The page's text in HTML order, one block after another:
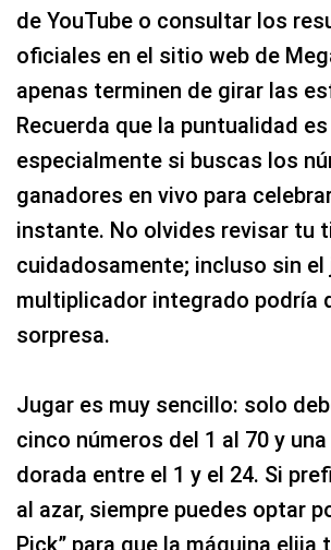
de YouTube o consultar los
oficiales en el sitio web de
apenas terminen de girar las
Recuerda que la puntualidad
especialmente si buscas los
ganadores en vivo para
instante. No olvides revisar tu
cuidadosamente; incluso sin el
multiplicador integrado podría
sorpresa.
Jugar es muy sencillo: solo
cinco números del 1 al 70 y
dorada entre el 1 y el 24. Si
al azar, siempre puedes optar
Pick” para que la máquina elija